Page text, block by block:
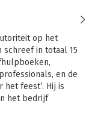
op het
schreef in totaal 15
en de
het feest’. Hij is
het bedrijf